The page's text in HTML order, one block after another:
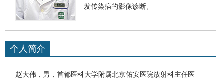
发传染病的影像诊断。
个人简介
赵大伟 ，男，首都医科大学附属北京佑安医院放射科主任医